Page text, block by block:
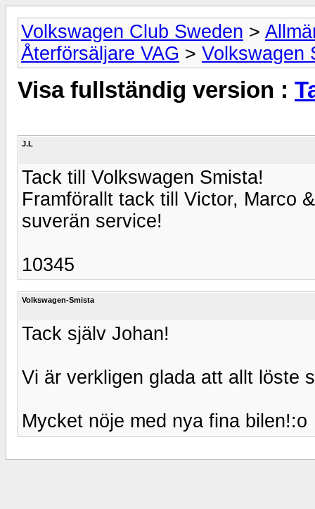
Volkswagen Club Sweden >
Återförsäljare VAG > Volkswagen
Visa fullständig version :
J.L
Tack till Volkswagen Smista!
Framförallt tack till Victor, Marco
suverän service!
10345
Volkswagen-Smista
Tack själv Johan!
Vi är verkligen glada att allt löste
Mycket nöje med nya fina bilen!:o